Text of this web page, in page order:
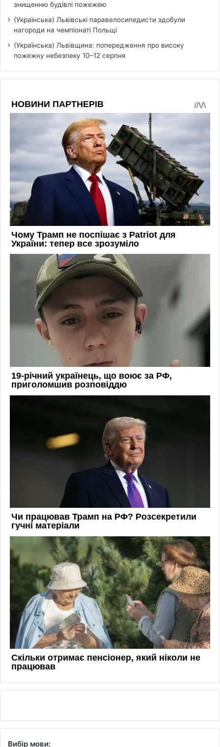
знищенню будівлі пожежею
(Українська) Львівські паравелосипедисти здобули
нагороди на чемпіонаті Польщі
(Українська) Львівщина: попередження про високу
пожежну небезпеку 10–12 серпня
Вибір мови: